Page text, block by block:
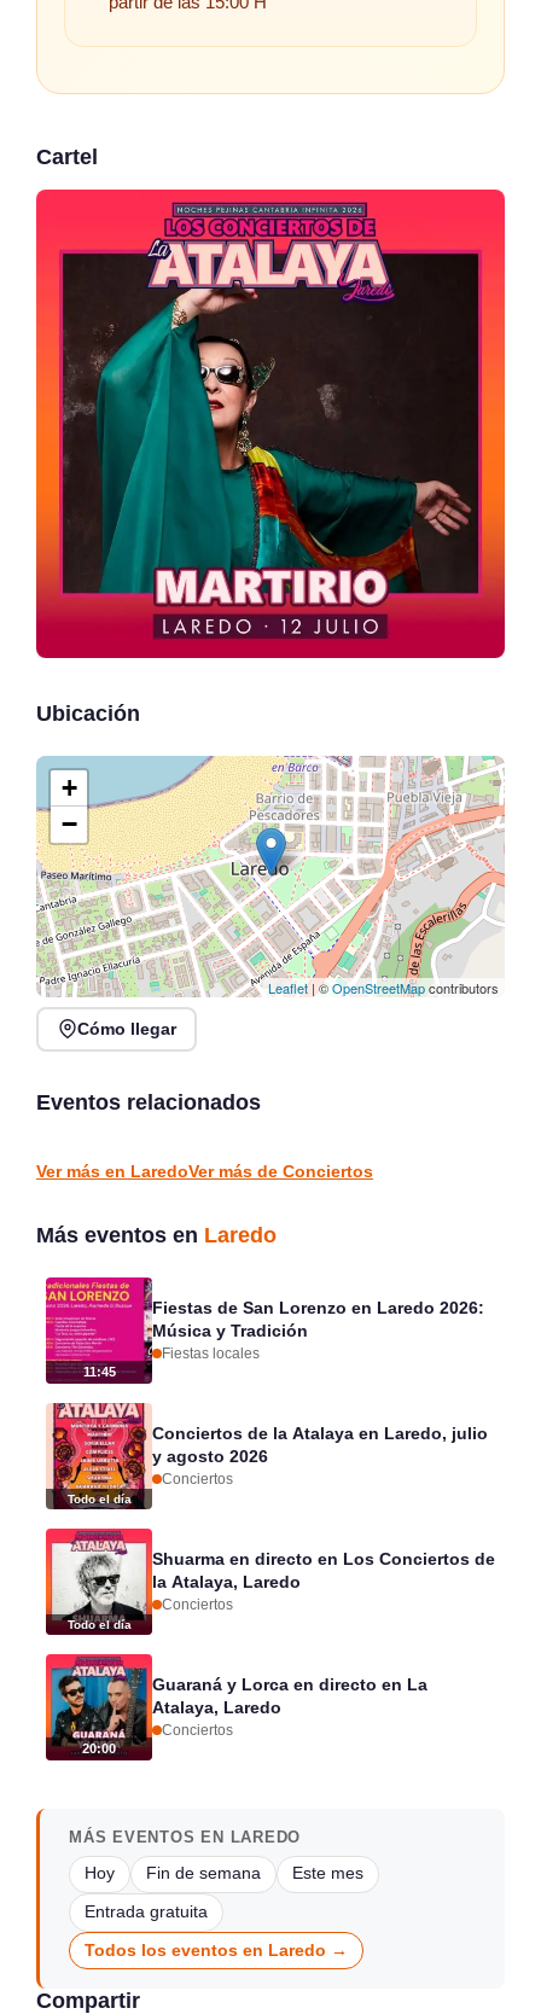
Cartel
Ubicación
+
−
Leaflet| ©OpenStreetMapcontributors
Cómo llegar
Eventos relacionados
Fiestas de San Lorenzo
Laredo
Ver más en LaredoVer más de Conciertos
Más eventos en Laredo
11:45
Fiestas de San Lorenzo en Laredo 2026:
Música y Tradición
Fiestas locales
Todo el día
Conciertos de la Atalaya en Laredo, julio
y agosto 2026
Conciertos
Todo el día
Shuarma en directo en Los Conciertos de
la Atalaya, Laredo
Conciertos
20:00
Guaraná y Lorca en directo en La
Atalaya, Laredo
Conciertos
MÁS EVENTOS EN LAREDO
Hoy Fin de semana Este mes
Entrada gratuita
Todos los eventos en Laredo →
Compartir